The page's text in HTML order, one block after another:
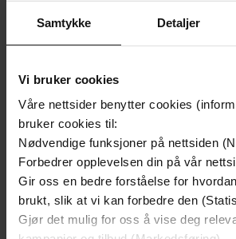
Samtykke Detaljer
Vi bruker cookies
Våre nettsider benytter cookies
bruker cookies til:
Nødvendige funksjoner på nettsiden
Forbedrer opplevelsen din på vår
Gir oss en bedre forståelse for
brukt, slik at vi kan forbedre den
Gjør det mulig for oss å vise deg
Andre har også kjøpt
Premium